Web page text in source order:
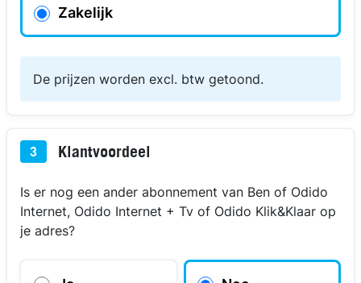
Zakelijk
De prijzen worden excl. btw getoond.
3 Klantvoordeel
Is er nog een ander abonnement van Ben of Odido
Internet, Odido Internet + Tv of Odido Klik&Klaar op
je adres?